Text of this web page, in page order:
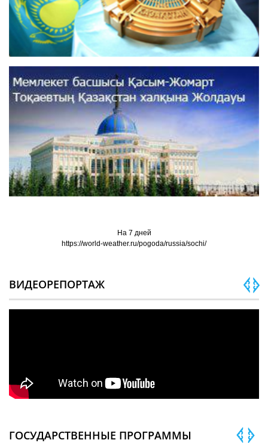
На 7 дней
https://world-weather.ru/pogoda/russia/sochi/
ВИДЕОРЕПОРТАЖ
ГОСУДАРСТВЕННЫЕ ПРОГРАММЫ